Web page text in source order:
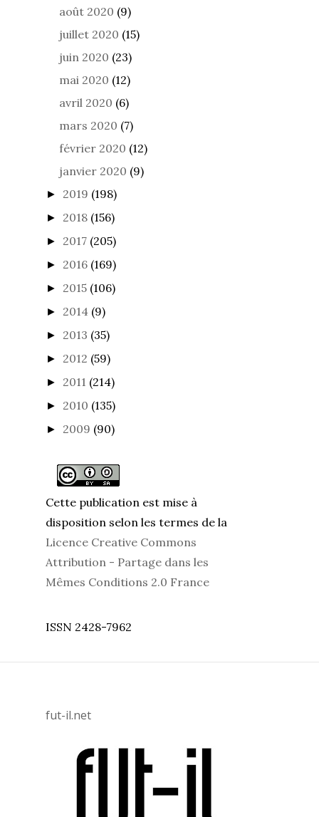
août 2020 (9)
juillet 2020 (15)
juin 2020 (23)
mai 2020 (12)
avril 2020 (6)
mars 2020 (7)
février 2020 (12)
janvier 2020 (9)
► 2019 (198)
► 2018 (156)
► 2017 (205)
► 2016 (169)
► 2015 (106)
► 2014 (9)
► 2013 (35)
► 2012 (59)
► 2011 (214)
► 2010 (135)
► 2009 (90)
Cette publication est mise à
disposition selon les termes de la
Licence Creative Commons
Attribution - Partage dans les
Mêmes Conditions 2.0 France
ISSN 2428-7962
fut-il.net